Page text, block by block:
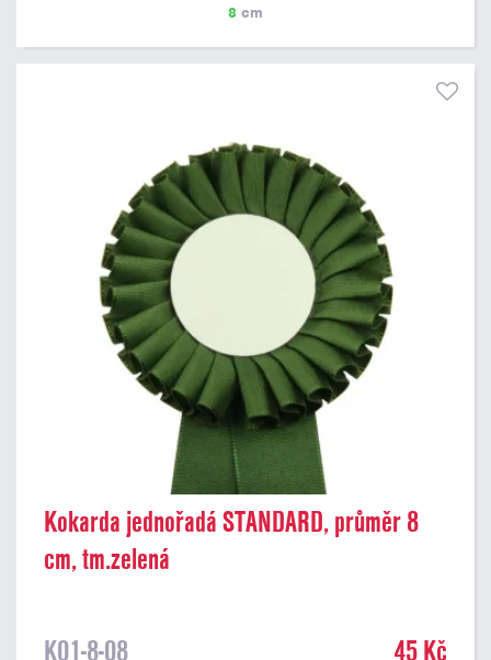
8 cm
Kokarda jednořadá STANDARD, průměr 8
cm, tm.zelená
K01-8-08 45 Kč